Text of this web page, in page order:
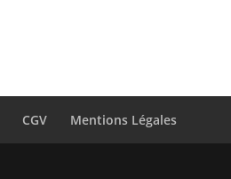
CGV Mentions Légales